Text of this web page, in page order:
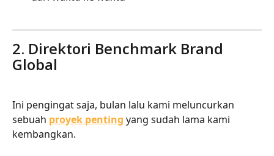
2. Direktori Benchmark Brand
Global
Ini pengingat saja, bulan lalu kami meluncurkan
sebuah proyek penting yang sudah lama kami
kembangkan.